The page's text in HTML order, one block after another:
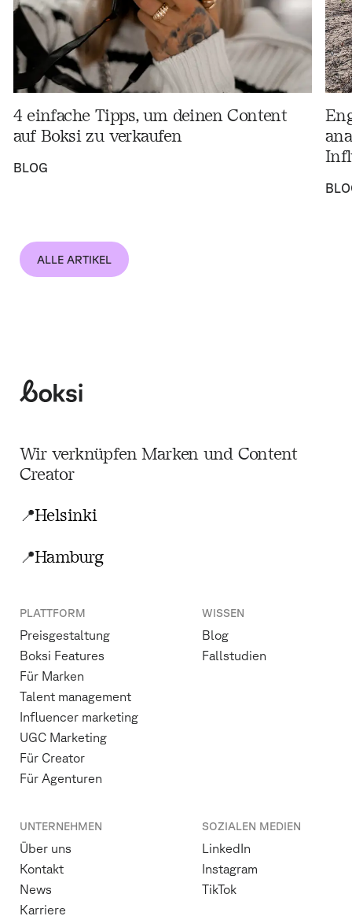
4 einfache Tipps, um deinen Content
auf Boksi zu verkaufen
BLOG
ALLE ARTIKEL
Boksi
Wir verknüpfen Marken und Content
Creator
📍Helsinki
📍Hamburg
PLATTFORM
Preisgestaltung
Boksi Features
Für Marken
Talent management
Influencer marketing
UGC Marketing
Für Creator
Für Agenturen
UNTERNEHMEN
Über uns
Kontakt
News
Karriere
WISSEN
Blog
Fallstudien
SOZIALEN MEDIEN
LinkedIn
Instagram
TikTok